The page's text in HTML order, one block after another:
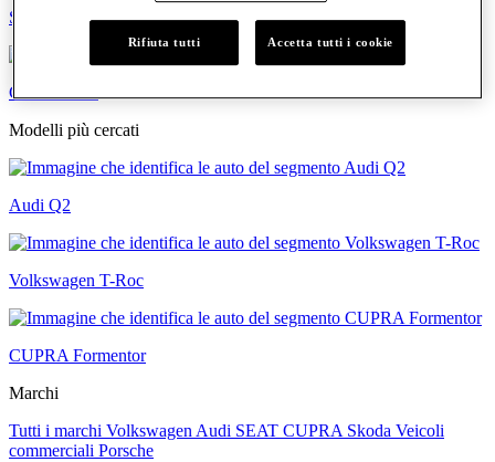
Sportive
Commerciali
Modelli più cercati
Audi Q2
Volkswagen T-Roc
CUPRA Formentor
Marchi
Tutti i marchi Volkswagen Audi SEAT CUPRA Skoda Veicoli
commerciali Porsche
Rifiuta tutti Accetta tutti i cookie